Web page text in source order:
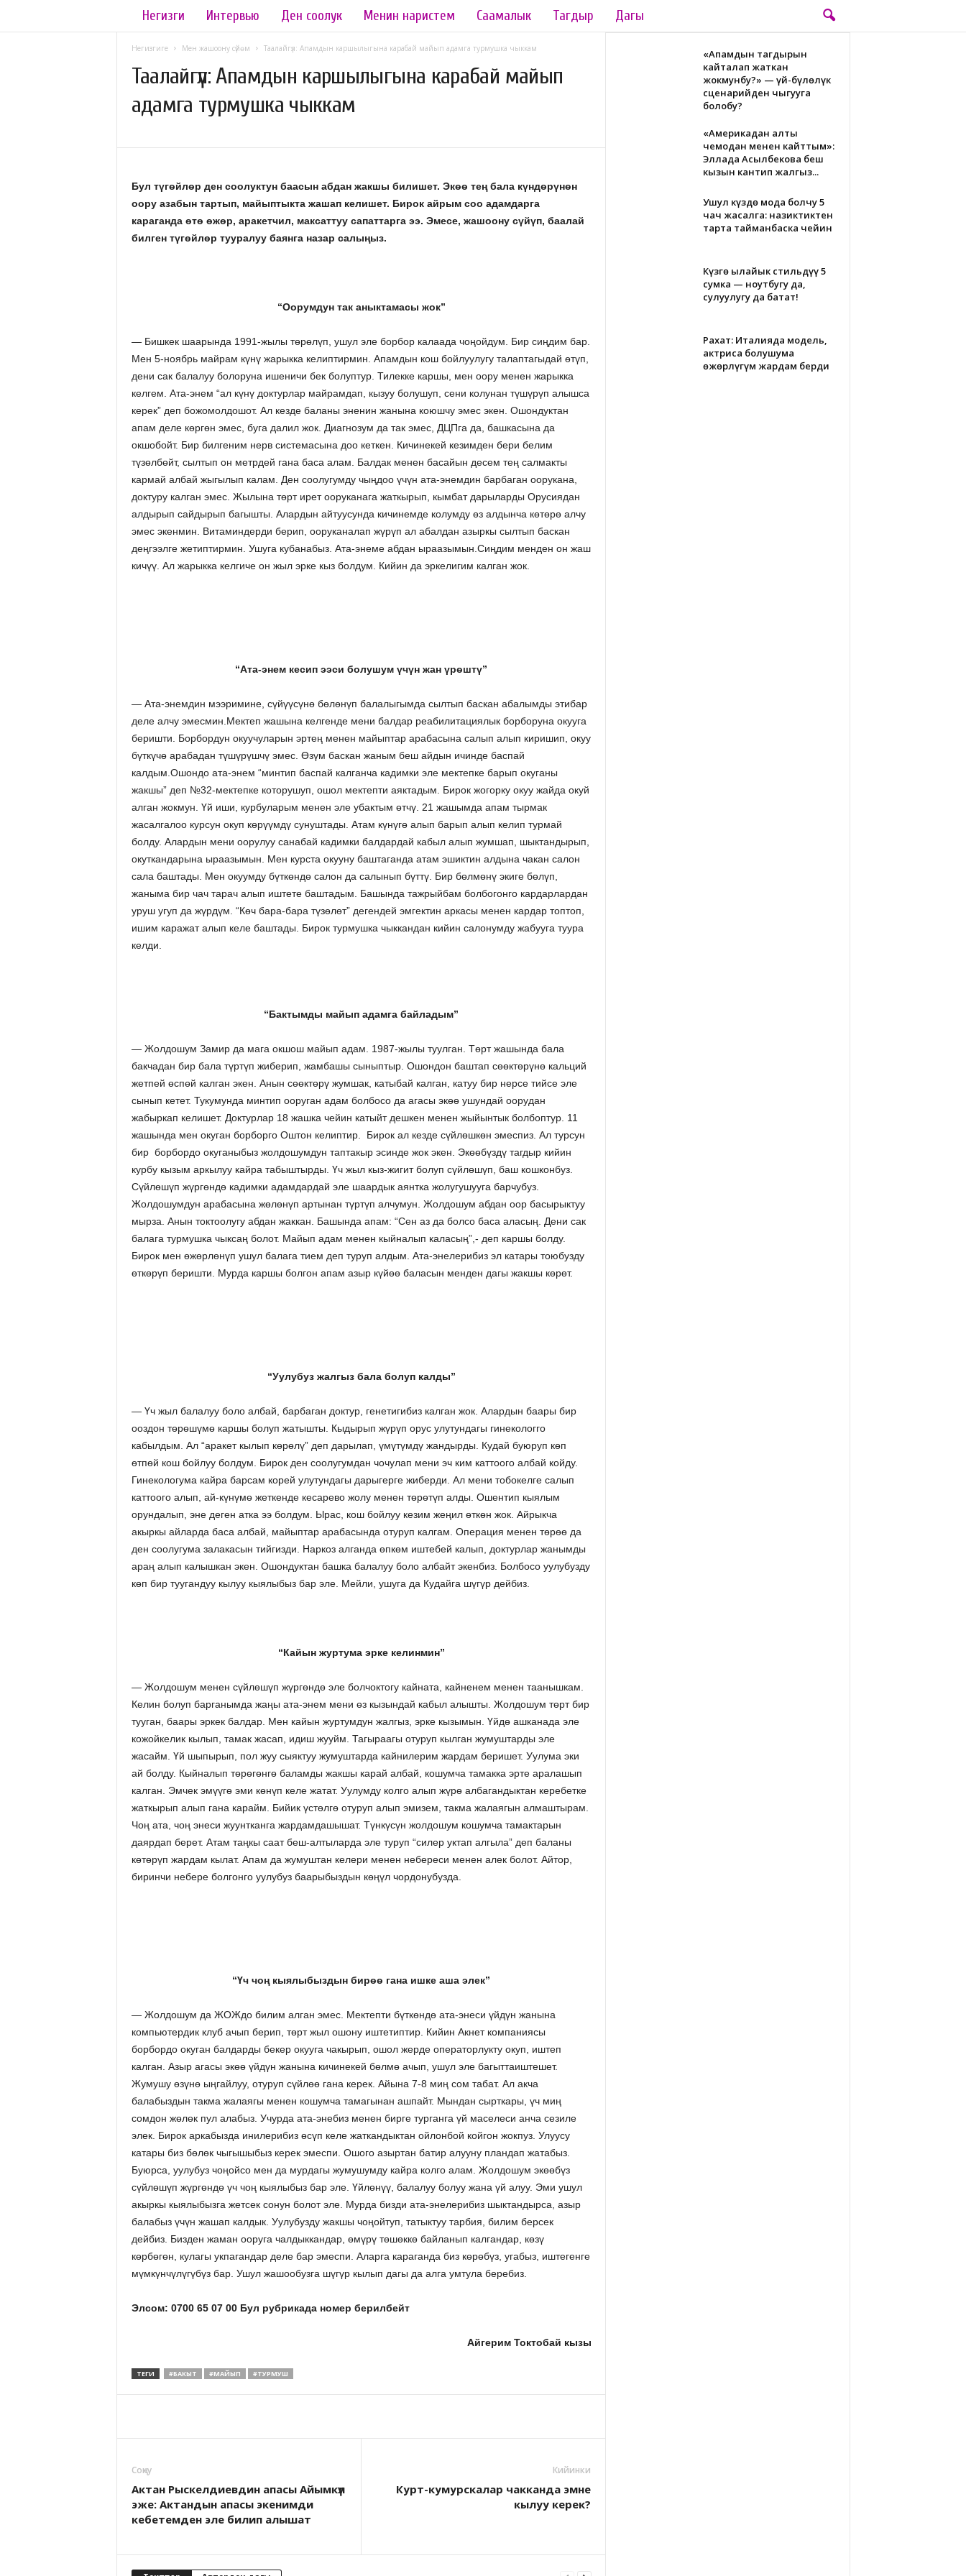
a
y
g
Негизги Интервью Ден соолук Менин наристем Саамалык Тагдыр Дагы
Негизгиге Мен жашоону сүйөм Таалайгүл: Апамдын каршылыгына карабай майып адамга турмушка чыккам
Таалайгүл: Апамдын каршылыгына карабай майып
адамга турмушка чыккам
Бул түгѳйлѳр ден соолуктун баасын абдан жакшы билишет. Экѳѳ тең бала күндѳрүнѳн
оору азабын тартып, майыптыкта жашап келишет. Бирок айрым соо адамдарга
караганда ѳтѳ ѳжѳр, аракетчил, максаттуу сапаттарга ээ. Эмесе, жашоону сүйүп, баалай
билген түгѳйлѳр тууралуу баянга назар салыңыз.
“Оорумдун так аныктамасы жок”
— Бишкек шаарында 1991-жылы төрөлүп, ушул эле борбор калаада чоңойдум. Бир сиңдим бар.
Мен 5-ноябрь майрам күнү жарыкка келиптирмин. Апамдын кош бойлуулугу талаптагыдай ѳтүп,
дени сак балалуу болоруна ишеничи бек болуптур. Тилекке каршы, мен оору менен жарыкка
келгем. Ата-энем “ал күнү доктурлар майрамдап, кызуу болушуп, сени колунан түшүрүп алышса
керек” деп божомолдошот. Ал кезде баланы эненин жанына коюшчу эмес экен. Ошондуктан
апам деле көргөн эмес, буга далил жок. Диагнозум да так эмес, ДЦПга да, башкасына да
окшобойт. Бир билгеним нерв системасына доо кеткен. Кичинекей кезимден бери белим
түзөлбөйт, сылтып он метрдей гана баса алам. Балдак менен басайын десем тең салмакты
кармай албай жыгылып калам. Ден соолугумду чыңдоо үчүн ата-энемдин барбаган оорукана,
доктуру калган эмес. Жылына төрт ирет ооруканага жаткырып, кымбат дарыларды Орусиядан
алдырып сайдырып багышты. Алардын айтуусунда кичинемде колумду өз алдынча көтөрө алчу
эмес экенмин. Витаминдерди берип, ооруканалап жүрүп ал абалдан азыркы сылтып баскан
деңгээлге жетиптирмин. Ушуга кубанабыз. Ата-энеме абдан ыраазымын.Сиңдим менден он жаш
кичүү. Ал жарыкка келгиче он жыл эрке кыз болдум. Кийин да эркелигим калган жок.
“Ата-энем кесип ээси болушум үчүн жан үрѳштү”
— Ата-энемдин мээримине, сүйүүсүнө бөлөнүп балалыгымда сылтып баскан абалымды этибар
деле алчу эмесмин.Мектеп жашына келгенде мени балдар реабилитациялык борборуна окууга
беришти. Борбордун окуучуларын эртең менен майыптар арабасына салып алып киришип, окуу
бүткүчө арабадан түшүрүшчү эмес. Өзүм баскан жаным беш айдын ичинде баспай
калдым.Ошондо ата-энем “минтип баспай калганча кадимки эле мектепке барып окуганы
жакшы” деп №32-мектепке которушуп, ошол мектепти аяктадым. Бирок жогорку окуу жайда окуй
алган жокмун. Үй иши, курбуларым менен эле убактым өтчү. 21 жашымда апам тырмак
жасалгалоо курсун окуп көрүүмдү сунуштады. Атам күнүгө алып барып алып келип турмай
болду. Алардын мени оорулуу санабай кадимки балдардай кабыл алып жумшап, шыктандырып,
окуткандарына ыраазымын. Мен курста окууну баштаганда атам эшиктин алдына чакан салон
сала баштады. Мен окуумду бүткөндө салон да салынып бүттү. Бир бөлмөнү экиге бөлүп,
жаныма бир чач тарач алып иштете баштадым. Башында тажрыйбам болбогонго кардарлардан
уруш угуп да жүрдүм. “Көч бара-бара түзөлөт” дегендей эмгектин аркасы менен кардар топтоп,
ишим каражат алып келе баштады. Бирок турмушка чыккандан кийин салонумду жабууга туура
келди.
“Бактымды майып адамга байладым”
— Жолдошум Замир да мага окшош майып адам. 1987-жылы туулган. Төрт жашында бала
бакчадан бир бала түртүп жиберип, жамбашы сыныптыр. Ошондон баштап сөөктөрүнө кальций
жетпей өспөй калган экен. Анын сөөктөрү жумшак, катыбай калган, катуу бир нерсе тийсе эле
сынып кетет. Тукумунда минтип ооруган адам болбосо да агасы экѳѳ ушундай оорудан
жабыркап келишет. Доктурлар 18 жашка чейин катыйт дешкен менен жыйынтык болбоптур. 11
жашында мен окуган борборго Оштон келиптир. Бирок ал кезде сүйлөшкѳн эмеспиз. Ал турсун
бир борбордо окуганыбыз жолдошумдун таптакыр эсинде жок экен. Экѳѳбүздү тагдыр кийин
курбу кызым аркылуу кайра табыштырды. Үч жыл кыз-жигит болуп сүйлөшүп, баш кошконбуз.
Сүйлөшүп жүргөндө кадимки адамдардай эле шаардык аянтка жолугушууга барчубуз.
Жолдошумдун арабасына жөлөнүп артынан түртүп алчумун. Жолдошум абдан оор басырыктуу
мырза. Анын токтоолугу абдан жаккан. Башында апам: “Сен аз да болсо баса аласың. Дени сак
балага турмушка чыксаң болот. Майып адам менен кыйналып каласың”,- деп каршы болду.
Бирок мен өжөрлөнүп ушул балага тием деп туруп алдым. Ата-энелерибиз эл катары тоюбузду
өткөрүп беришти. Мурда каршы болгон апам азыр күйөө баласын менден дагы жакшы көрөт.
“Уулубуз жалгыз бала болуп калды”
— Үч жыл балалуу боло албай, барбаган доктур, генетигибиз калган жок. Алардын баары бир
ооздон тѳрѳшүмѳ каршы болуп жатышты. Кыдырып жүрүп орус улутундагы гинекологго
кабылдым. Ал “аракет кылып көрөлү” деп дарылап, үмүтүмдү жандырды. Кудай буюруп кѳп
ѳтпѳй кош бойлуу болдум. Бирок ден соолугумдан чочулап мени эч ким каттоого албай койду.
Гинекологума кайра барсам корей улутундагы дарыгерге жиберди. Ал мени тобокелге салып
каттоого алып, ай-күнүмө жеткенде кесарево жолу менен тѳрѳтүп алды. Ошентип кыялым
орундалып, эне деген атка ээ болдум. Ырас, кош бойлуу кезим жеңил ѳткѳн жок. Айрыкча
акыркы айларда баса албай, майыптар арабасында отуруп калгам. Операция менен тѳрѳѳ да
ден соолугума залакасын тийгизди. Наркоз алганда өпкөм иштебей калып, доктурлар жанымды
араң алып калышкан экен. Ошондуктан башка балалуу боло албайт экенбиз. Болбосо уулубузду
көп бир туугандуу кылуу кыялыбыз бар эле. Мейли, ушуга да Кудайга шүгүр дейбиз.
“Кайын журтума эрке келинмин”
— Жолдошум менен сүйлөшүп жүргөндө эле болчоктогу кайната, кайненем менен таанышкам.
Келин болуп барганымда жаңы ата-энем мени өз кызындай кабыл алышты. Жолдошум төрт бир
тууган, баары эркек балдар. Мен кайын журтумдун жалгыз, эрке кызымын. Үйдө ашканада эле
кожойкелик кылып, тамак жасап, идиш жууйм. Тагыраагы отуруп кылган жумуштарды эле
жасайм. Үй шыпырып, пол жуу сыяктуу жумуштарда кайнилерим жардам беришет. Уулума эки
ай болду. Кыйналып тѳрѳгѳнгѳ баламды жакшы карай албай, кошумча тамакка эрте аралашып
калган. Эмчек эмүүгѳ эми көнүп келе жатат. Уулумду колго алып жүрѳ албагандыктан керебетке
жаткырып алып гана карайм. Бийик үстөлгѳ отуруп алып эмизем, такма жалаягын алмаштырам.
Чоң ата, чоң энеси жуунтканга жардамдашышат. Түнкүсүн жолдошум кошумча тамактарын
даярдап берет. Атам таңкы саат беш-алтыларда эле туруп “силер уктап алгыла” деп баланы
көтөрүп жардам кылат. Апам да жумуштан келери менен небереси менен алек болот. Айтор,
биринчи небере болгонго уулубуз баарыбыздын кѳңүл чордонубузда.
“Үч чоң кыялыбыздын бирѳѳ гана ишке аша элек”
— Жолдошум да ЖОЖдо билим алган эмес. Мектепти бүткөндө ата-энеси үйдүн жанына
компьютердик клуб ачып берип, төрт жыл ошону иштетиптир. Кийин Акнет компаниясы
борбордо окуган балдарды бекер окууга чакырып, ошол жерде операторлукту окуп, иштеп
калган. Азыр агасы экөө үйдүн жанына кичинекей бөлмө ачып, ушул эле багыттаиштешет.
Жумушу өзүнө ыңгайлуу, отуруп сүйлөө гана керек. Айына 7-8 миң сом табат. Ал акча
балабыздын такма жалаягы менен кошумча тамагынан ашпайт. Мындан сырткары, үч миң
сомдон жөлөк пул алабыз. Учурда ата-энебиз менен бирге турганга үй маселеси анча сезиле
элек. Бирок аркабызда инилерибиз өсүп келе жаткандыктан ойлонбой койгон жокпуз. Улуусу
катары биз бөлөк чыгышыбыз керек эмеспи. Ошого азыртан батир алууну пландап жатабыз.
Буюрса, уулубуз чоңойсо мен да мурдагы жумушумду кайра колго алам. Жолдошум экөөбүз
сүйлөшүп жүргөндө үч чоң кыялыбыз бар эле. Үйлөнүү, балалуу болуу жана үй алуу. Эми ушул
акыркы кыялыбызга жетсек сонун болот эле. Мурда бизди ата-энелерибиз шыктандырса, азыр
балабыз үчүн жашап калдык. Уулубузду жакшы чоңойтуп, татыктуу тарбия, билим берсек
дейбиз. Бизден жаман ооруга чалдыккандар, өмүрү төшөккө байланып калгандар, көзү
көрбөгөн, кулагы укпагандар деле бар эмеспи. Аларга караганда биз көрөбүз, угабыз, иштегенге
мүмкүнчүлүгүбүз бар. Ушул жашообузга шүгүр кылып дагы да алга умтула беребиз.
Элсом: 0700 65 07 00 Бул рубрикада номер берилбейт
Айгерим Токтобай кызы
ТЕГИ #БАКЫТ #МАЙЫП #ТУРМУШ
Соӊку
Актан Рыскелдиевдин апасы Айымкүл
эже: Актандын апасы экенимди
кебетемден эле билип алышат
Кийинки
Курт-кумурскалар чакканда эмне
кылуу керек?
«Апамдын тагдырын
кайталап жаткан
жокмунбу?» — үй-бүлөлүк
сценарийден чыгууга
болобу?
«Америкадан алты
чемодан менен кайттым»:
Эллада Асылбекова беш
кызын кантип жалгыз...
Ушул күздө мода болчу 5
чач жасалга: назиктиктен
тарта тайманбаска чейин
Күзгө ылайык стильдүү 5
сумка — ноутбугуң да,
сулуулугуң да батат!
Рахат: Италияда модель,
актриса болушума
өжөрлүгүм жардам берди